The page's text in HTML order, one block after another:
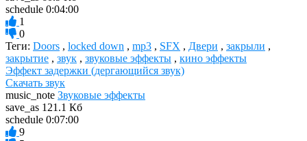
schedule 0:04:00
1
0
Теги: Doors , locked down , mp3 , SFX , Двери , закрыли ,
закрытие , звук , звуковые эффекты , кино эффекты
Эффект задержки (дергающийся звук)
Скачать звук
music_note Звуковые эффекты
save_as 121.1 Кб
schedule 0:07:00
9